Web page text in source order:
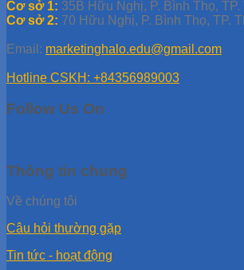
Cơ sở 1: 35B Hữu Nghị, P. Bình Thọ,
Cơ sở 2: 70 Hữu Nghị, P. Bình Thọ, TP.
Email: marketinghalo.edu@gmail.com
Hotline CSKH: +84356989003
Follow Us On
Thông tin chung
Về chúng tôi
Câu hỏi thường gặp
Tin tức - hoạt động